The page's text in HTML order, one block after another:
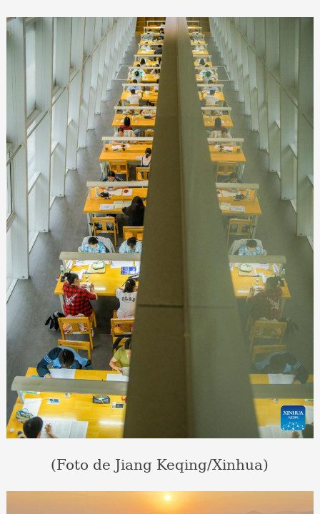
(Foto de Jiang Keqing/Xinhua)